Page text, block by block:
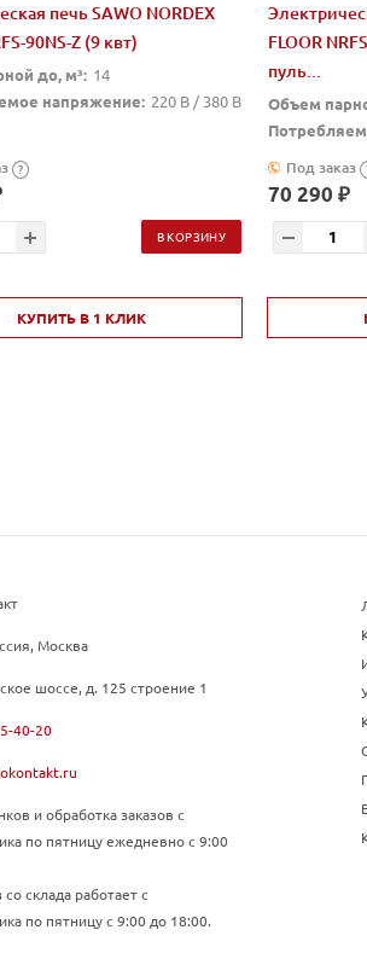
печь SAWO NORDEX
90NS-Z (9 квт)
до, м³: 14
напряжение: 220 В / 380 В
?
В КОРЗИНУ
КУПИТЬ В 1 КЛИК
FLOOR
пуль...
Объем
Под заказ
70 290 ₽
Москва
шоссе, д. 125 строение 1
40-20
и обработка заказов с
по пятницу ежедневно с 9:00
склада работает с
по пятницу с 9:00 до 18:00.